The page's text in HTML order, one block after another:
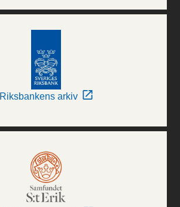
Riksbankens arkiv